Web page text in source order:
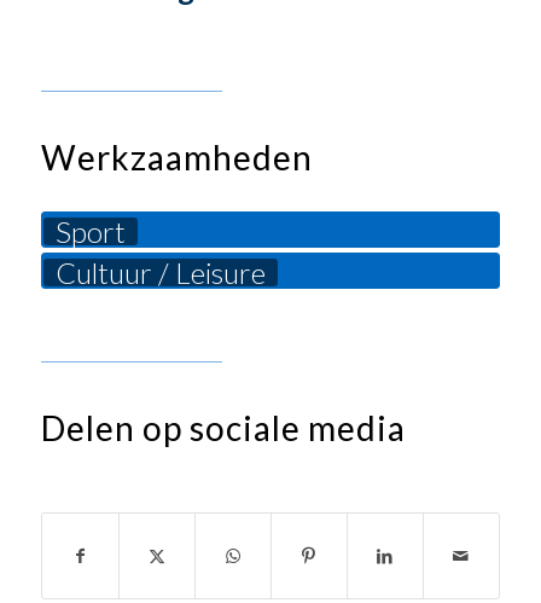
Werkzaamheden
Sport
Cultuur / Leisure
Delen op sociale media